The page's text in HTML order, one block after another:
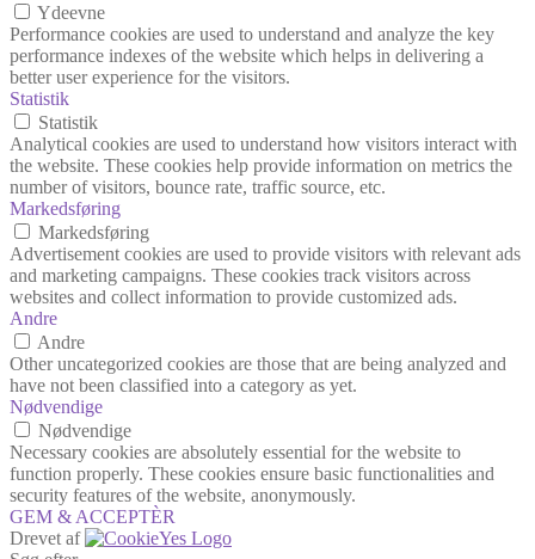
Ydeevne
Performance cookies are used to understand and analyze the key
performance indexes of the website which helps in delivering a
better user experience for the visitors.
Statistik
Statistik
Analytical cookies are used to understand how visitors interact with
the website. These cookies help provide information on metrics the
number of visitors, bounce rate, traffic source, etc.
Markedsføring
Markedsføring
Advertisement cookies are used to provide visitors with relevant ads
and marketing campaigns. These cookies track visitors across
websites and collect information to provide customized ads.
Andre
Andre
Other uncategorized cookies are those that are being analyzed and
have not been classified into a category as yet.
Nødvendige
Nødvendige
Necessary cookies are absolutely essential for the website to
function properly. These cookies ensure basic functionalities and
security features of the website, anonymously.
GEM & ACCEPTÈR
Drevet af